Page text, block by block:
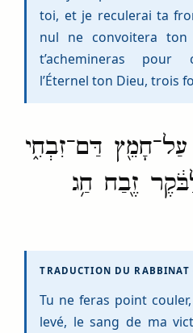
toi, et je reculerai ta
nul ne convoitera
t’achemineras pour
l’Éternel ton Dieu, trois
דַּם־זִבְחִ֑י
זֶ֖בַח חַ֥ג
TRADUCTION DU
Tu ne feras point
levé, le sang de ma